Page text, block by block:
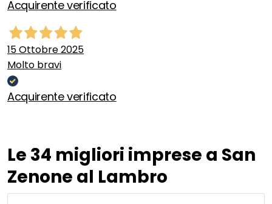
Acquirente verificato
15 Ottobre 2025
Molto bravi
Acquirente verificato
Le 34 migliori imprese a San
Zenone al Lambro